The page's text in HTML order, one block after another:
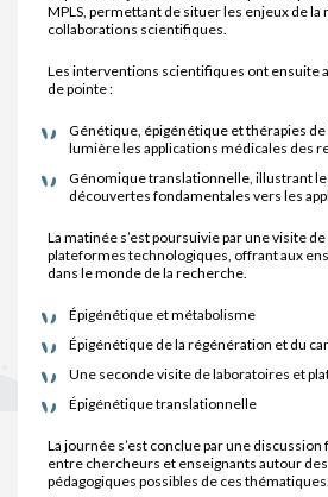
MPLS, permettant de situer les enjeux de la
collaborations scientifiques.
Les interventions scientifiques ont ensuite
de pointe :
Génétique, épigénétique et thérapies
lumière les applications médicales des
Génomique translationnelle, illustrant le
découvertes fondamentales vers les
La matinée s’est poursuivie par une visite
plateformes technologiques, offrant aux
dans le monde de la recherche.
Épigénétique et métabolisme
Épigénétique de la régénération et du
Une seconde visite de laboratoires et
Épigénétique translationnelle
La journée s’est conclue par une
entre chercheurs et enseignants autour
pédagogiques possibles de ces thématiques.